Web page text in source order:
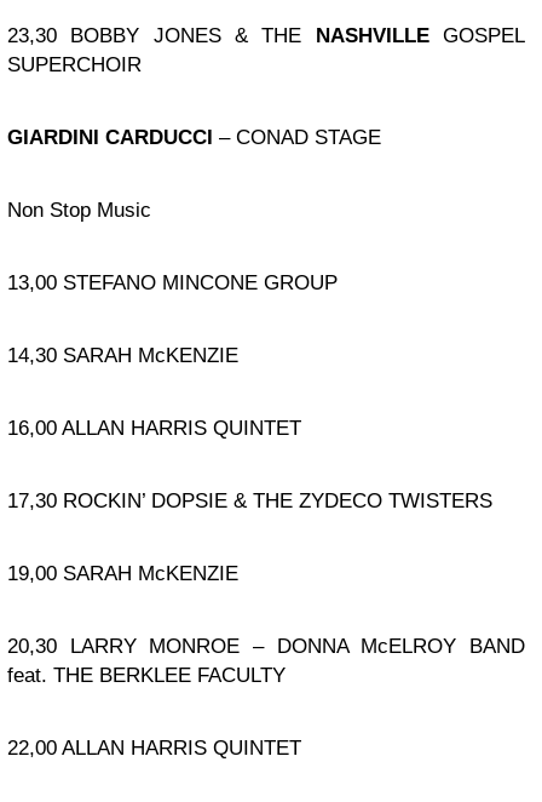
23,30 BOBBY JONES & THE NASHVILLEGOSPEL
SUPERCHOIR
GIARDINI CARDUCCI – CONAD STAGE
Non Stop Music
13,00 STEFANO MINCONE GROUP
14,30 SARAH McKENZIE
16,00 ALLAN HARRIS QUINTET
17,30 ROCKIN’ DOPSIE & THE ZYDECO TWISTERS
19,00 SARAH McKENZIE
20,30 LARRY MONROE – DONNA McELROY BAND
feat. THE BERKLEE FACULTY
22,00 ALLAN HARRIS QUINTET